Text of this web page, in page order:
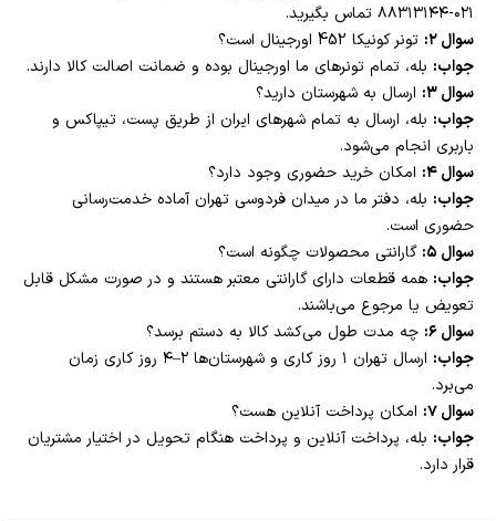
۰۲۱-۸۸۳۱۳۱۴۴ تماس بگیرید.
سوال ۲:
تونر کونیکا 452 اورجینال است؟
جواب: بله، تمام تونرهای ما اورجینال بوده و ضمانت اصالت کالا دارند.
سوال ۳:
ارسال به شهرستان دارید؟
جواب: بله، ارسال به تمام شهرهای ایران از طریق پست، تیپاکس و
باربری انجام می‌شود.
سوال ۴:
امکان خرید حضوری وجود دارد؟
جواب: بله، دفتر ما در میدان فردوسی تهران آماده خدمت‌رسانی
حضوری است.
سوال ۵:
گارانتی محصولات چگونه است؟
جواب: همه قطعات دارای گارانتی معتبر هستند و در صورت مشکل قابل
تعویض یا مرجوع می‌باشند.
سوال ۶:
چه مدت طول می‌کشد کالا به دستم برسد؟
جواب:
ارسال تهران ۱ روز کاری و شهرستان‌ها ۲–۴ روز کاری زمان
می‌برد.
سوال ۷:
امکان پرداخت آنلاین هست؟
جواب: بله، پرداخت آنلاین و پرداخت هنگام تحویل در اختیار مشتریان
قرار دارد.